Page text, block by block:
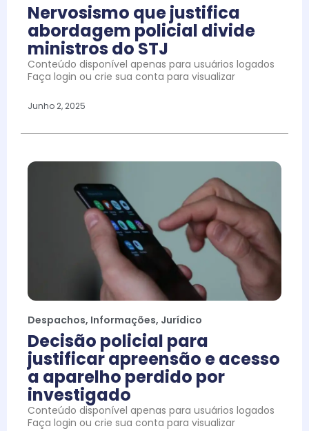
Nervosismo que justifica
abordagem policial divide
ministros do STJ
Conteúdo disponível apenas para usuários logados
Faça login ou crie sua conta para visualizar
Junho 2, 2025
Despachos, Informações, Jurídico
Decisão policial para
justificar apreensão e acesso
a aparelho perdido por
investigado
Conteúdo disponível apenas para usuários logados
Faça login ou crie sua conta para visualizar